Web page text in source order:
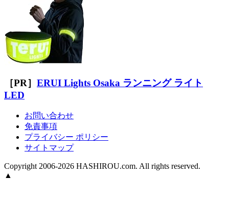
［PR］ ERUI Lights Osaka ランニング ライト
LED
お問い合わせ
免責事項
プライバシー ポリシー
サイトマップ
Copyright 2006-2026 HASHIROU.com. All rights reserved.
▲